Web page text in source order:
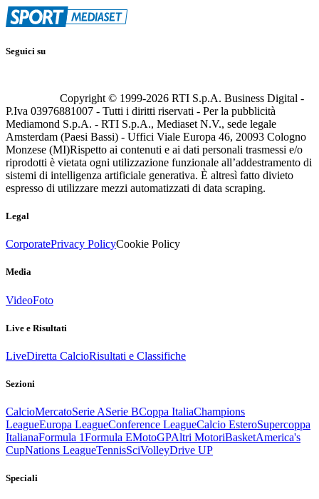
Seguici su
Copyright © 1999-2026 RTI S.p.A. Business Digital -
P.Iva 03976881007 - Tutti i diritti riservati - Per la pubblicità
Mediamond S.p.A. - RTI S.p.A., Mediaset N.V., sede legale
Amsterdam (Paesi Bassi) - Uffici Viale Europa 46, 20093 Cologno
Monzese (MI)Rispetto ai contenuti e ai dati personali trasmessi e/o
riprodotti è vietata ogni utilizzazione funzionale all’addestramento di
sistemi di intelligenza artificiale generativa. È altresì fatto divieto
espresso di utilizzare mezzi automatizzati di data scraping.
Legal
CorporatePrivacy PolicyCookie Policy
Media
VideoFoto
Live e Risultati
LiveDiretta CalcioRisultati e Classifiche
Sezioni
CalcioMercatoSerie ASerie BCoppa ItaliaChampions
LeagueEuropa LeagueConference LeagueCalcio EsteroSupercoppa
ItalianaFormula 1Formula EMotoGPAltri MotoriBasketAmerica's
CupNations LeagueTennisSciVolleyDrive UP
Speciali